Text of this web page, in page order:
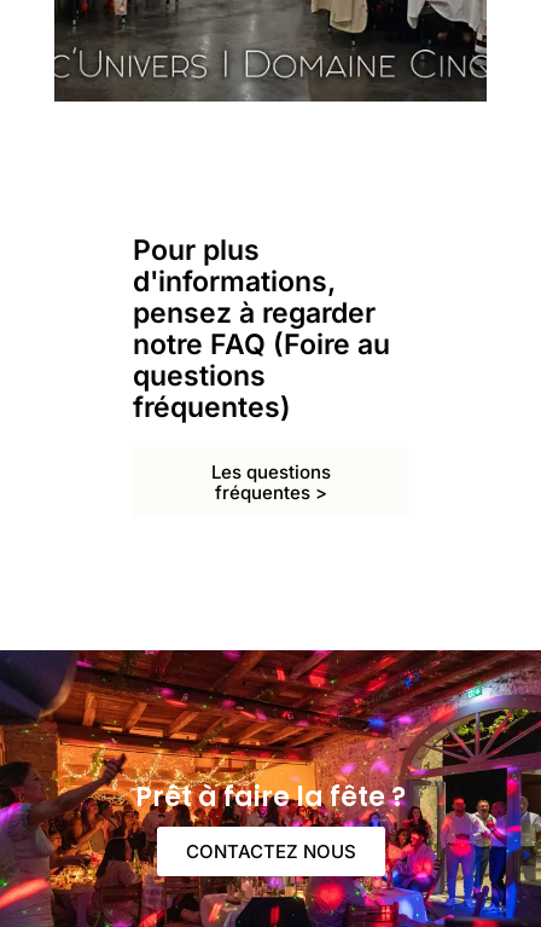
Pour plus
d'informations,
pensez à regarder
notre FAQ (Foire au
questions
fréquentes)
Les questions
fréquentes >
Prêt à faire la fête ?
CONTACTEZ NOUS